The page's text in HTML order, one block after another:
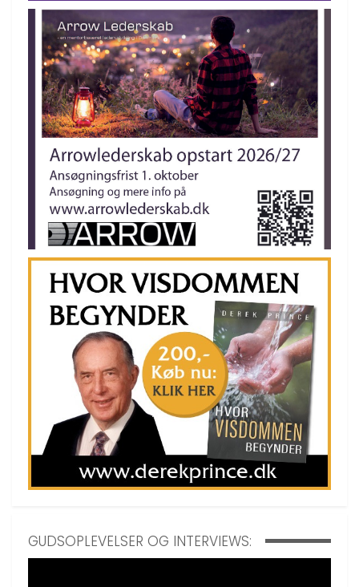
GUDSOPLEVELSER OG INTERVIEWS: